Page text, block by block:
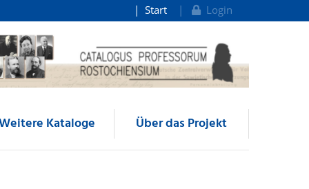
Start Login
Kataloge Über das Projekt